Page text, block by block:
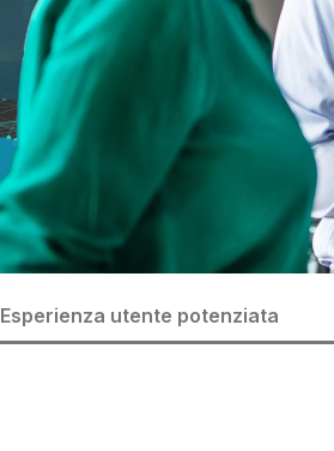
Esperienza utente potenziata